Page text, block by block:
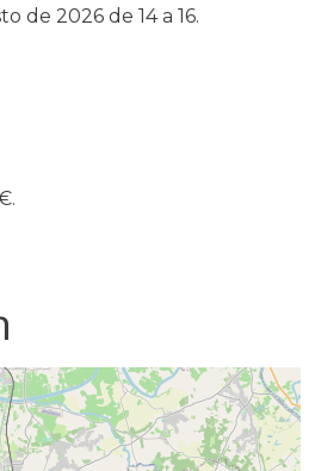
de 2026 de 14 a 16.